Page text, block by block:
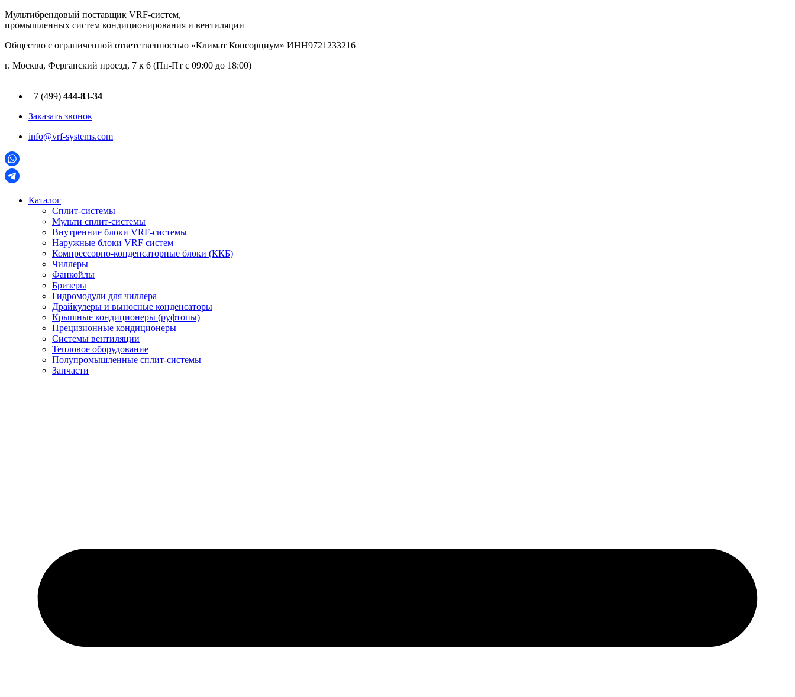
Перейти
к
Мультибрендовый поставщик VRF-cистем,
промышленных систем кондиционирования и вентиляции
Общество с ограниченной ответственностью «Климат Консорциум» ИНН9721233216
г. Москва, Ферганский проезд, 7 к 6 (Пн-Пт с 09:00 до 18:00)
+7 (499) 444-83-34
Заказать звонок
info@vrf-systems.com
Каталог
Сплит-системы
Мульти сплит-системы
Внутренние блоки VRF-cистемы
Наружные блоки VRF cистем
Компрессорно-конденсаторные блоки (ККБ)
Чиллеры
Фанкойлы
Бризеры
Гидромодули для чиллера
Драйкулеры и выносные конденсаторы
Крышные кондиционеры (руфтопы)
Прецизионные кондиционеры
Системы вентиляции
Тепловое оборудование
Полупромышленные сплит-системы
Запчасти